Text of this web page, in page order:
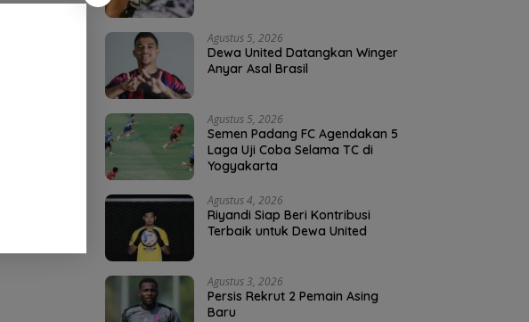
Agustus 5, 2026
Dewa United Datangkan Winger
Anyar Asal Brasil
Agustus 5, 2026
Semen Padang FC Agendakan 5
Laga Uji Coba Selama TC di
Yogyakarta
Agustus 4, 2026
Riyandi Siap Beri Kontribusi
Terbaik untuk Dewa United
Agustus 3, 2026
Persis Rekrut 2 Pemain Asing
Baru